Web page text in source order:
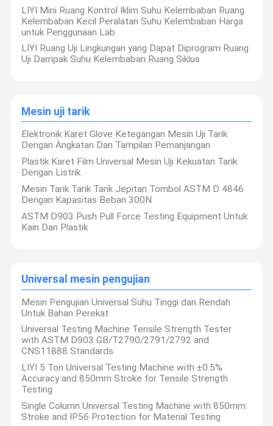
Rumah Produk Video
Tentang
LIYI Mini Ruang Kontrol Iklim Suhu Kelembaban Ruang
Kelembaban Kecil Peralatan Suhu Kelembaban Harga
untuk Penggunaan Lab
LIYI Ruang Uji Lingkungan yang Dapat Diprogram Ruang
Uji Dampak Suhu Kelembaban Ruang Siklus
Mesin uji tarik
Elektronik Karet Glove Ketegangan Mesin Uji Tarik
Dengan Angkatan Dan Tampilan Pemanjangan
Plastik Karet Film Universal Mesin Uji Kekuatan Tarik
Dengan Listrik
Mesin Tarik Tarik Tarik Jepitan Tombol ASTM D 4846
Dengan Kapasitas Beban 300N
ASTM D903 Push Pull Force Testing Equipment Untuk
Kain Dan Plastik
Universal mesin pengujian
Mesin Pengujian Universal Suhu Tinggi dan Rendah
Untuk Bahan Perekat
Universal Testing Machine Tensile Strength Tester
with ASTM D903 GB/T2790/2791/2792 and
CNS11888 Standards
LIYI 5 Ton Universal Testing Machine with ±0.5%
Accuracy and 850mm Stroke for Tensile Strength
Testing
Single Column Universal Testing Machine with 850mm
Stroke and IP56 Protection for Material Testing
Dongguan Liyi Environmental Technology Co., Ltd.
perusahaan berorientasi produksi yang didukung teknologi tinggi
yang mengkhususkan diri dalam pengembangan, pembuatan,
pemasaran semua jenis peralatan lingkungan.Perusahaan kami